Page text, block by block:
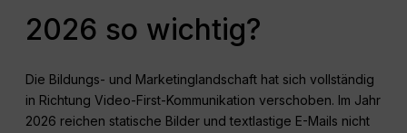
2026 so wichtig?
Die Bildungs- und Marketinglandschaft hat sich vollständig
in Richtung Video-First-Kommunikation verschoben. Im Jahr
2026 reichen statische Bilder und textlastige E-Mails nicht